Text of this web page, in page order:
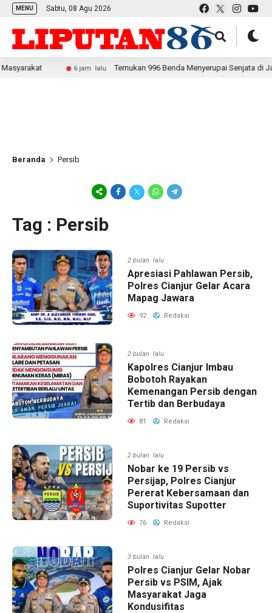
MENU Sabtu, 08 Agu 2026
6 jam lalu Temukan 996 Benda Menyerupai Senjata di Jaksel,
Beranda Persib
Tag : Persib
2 bulan lalu
Apresiasi Pahlawan Persib,
Polres Cianjur Gelar Acara
Mapag Jawara
92 Redaksi
2 bulan lalu
Kapolres Cianjur Imbau
Bobotoh Rayakan
Kemenangan Persib dengan
Tertib dan Berbudaya
81 Redaksi
2 bulan lalu
Nobar ke 19 Persib vs
Persijap, Polres Cianjur
Pererat Kebersamaan dan
Suportivitas Supotter
76 Redaksi
3 bulan lalu
Polres Cianjur Gelar Nobar
Persib vs PSIM, Ajak
Masyarakat Jaga
Kondusifitas